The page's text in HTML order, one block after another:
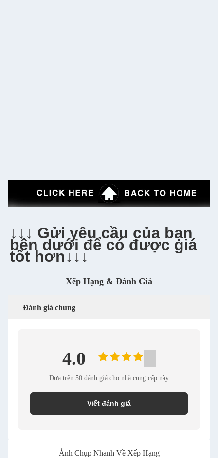
↓↓↓ Gửi yêu cầu của bạn
bên dưới để có được giá
tốt hơn↓↓↓
Xếp Hạng & Đánh Giá
Đánh giá chung
4.0
Dựa trên 50 đánh giá cho nhà cung cấp này
Viết đánh giá
Ảnh Chụp Nhanh Về Xếp Hạng